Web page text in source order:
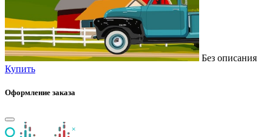
Без описания
Купить
Оформление заказа